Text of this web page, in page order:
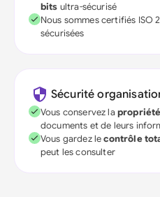
bits ultra-sécurisé
Nous sommes certifiés ISO
sécurisées
Sécurité
Vous conservez la
documents et de leurs
Vous gardez lecontrôle
peut les consulter